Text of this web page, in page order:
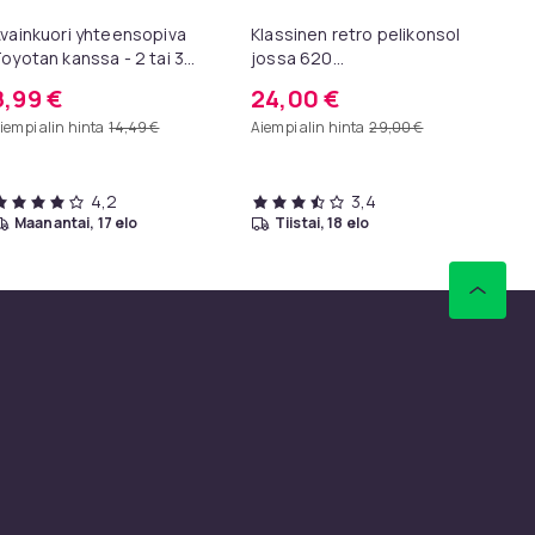
yhteensopiva
kanssa - 2 tai 3
kit
€
alin hinta 14,49 €
4,2
maanantai, 17 elo
Klassinen retro pelikonsoli,
jossa 620
AV-lähtö
24,00 €
Aiempi alin hinta 29,00 €
3,4
tiistai, 18 elo